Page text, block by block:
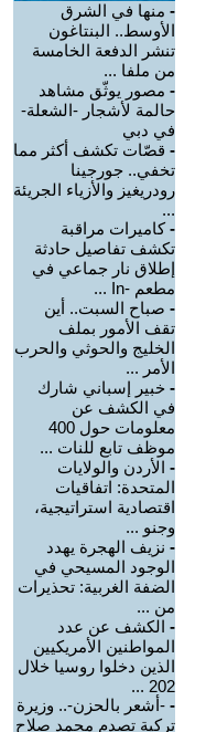
- منها في الشرق
الأوسط.. البنتاغون
تنشر الدفعة الخامسة
من ملفا ...
- مصور يوثّق مشاهد
حالمة لأشجار -الشعلة-
في دبي
- قصّات تكشف أكثر مما
تخفي.. جورجينا
رودريغيز والأزياء الجريئة
...
-كاميرات مراقبة
تكشف تفاصيل حادثة
إطلاق نار جماعي في
مطعم -In ...
- صباح السبت.. أين
تقف الأمور بملف
الخليج والحوثي والحرب
الأمر ...
- خبير إسباني شارك
في الكشف عن
معلومات حول 400
موظف تابع للنات ...
- الأردن والولايات
المتحدة: اتفاقيات
اقتصادية استراتيجية،
وجنو ...
- نزيف الهجرة يهدد
الوجود المسيحي في
الضفة الغربية: تحذيرات
من ...
- الكشف عن عدد
المواطنين الأمريكيين
الذين دخلوا روسيا خلال
202 ...
- -أشعر بالحزن-.. وزيرة
تركية تصدم محمد صلاح